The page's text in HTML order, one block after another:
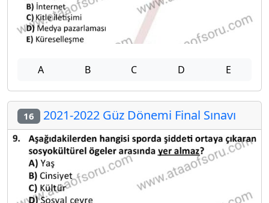
A B C D E
16 2021-2022 Güz Dönemi Final Sınavı